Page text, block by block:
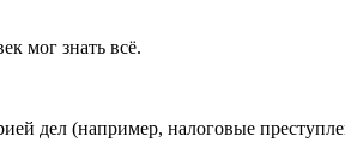
мог знать всё.
дел (например, налоговые